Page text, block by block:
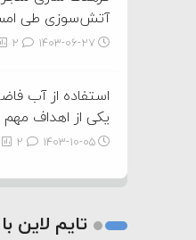
آتش‌سوزی طی
۱۴۰۳-۰۶-۲۷
استفاده از آب
یکی از اهداف
۱۴۰۳-۱۰-۰۵
تایم لاین